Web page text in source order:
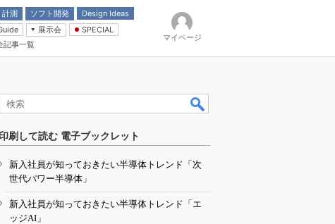
計測 ソフト開発
Design Ideas
展示会
グ展
SPECIAL
記事一覧
マイページ
印刷して読む 電子ブックレット
新入社員が知っておきたい半導体トレンド「次
世代パワー半導体」
新入社員が知っておきたい半導体トレンド「エ
ッジAI」